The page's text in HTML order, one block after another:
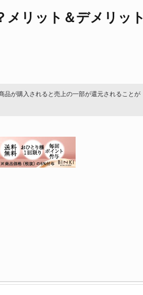
メリット＆デメリット
品が購入されると売上の一部が還元されることが